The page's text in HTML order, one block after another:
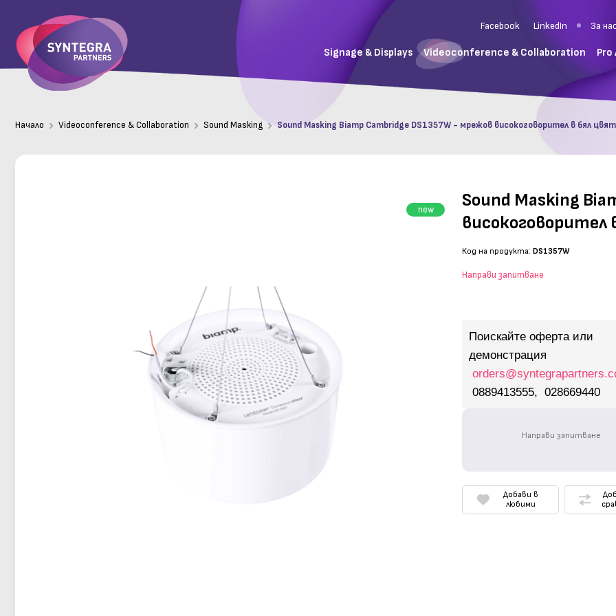
Facebook LinkedIn За
Signage & Displays Videoconference & Collaboration Pro
Начало Videoconference & Collaboration Sound Masking Sound Masking Biamp Cambridge DS1357W - мрежов високоговорител в бял цвят
new
Sound Masking
високоговорител
Код на продукта: DS1357W
Направи запитване
Поискайте оферта или
демонстрация
0889413555, 028669440
Направи запитване
Добави в
любими